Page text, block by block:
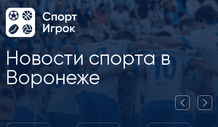
Новости спорта в
Воронеже